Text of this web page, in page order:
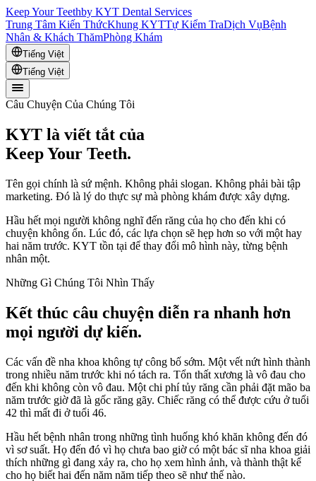
Keep Your Teethby KYT Dental Services
Trung Tâm Kiến ThứcKhung KYTTự Kiểm TraDịch VụBệnh
Nhân & Khách ThămPhòng Khám
Tiếng Việt
Tiếng Việt
Câu Chuyện Của Chúng Tôi
KYT là viết tắt của
Keep Your Teeth.
Tên gọi chính là sứ mệnh. Không phải slogan. Không phải bài tập
marketing. Đó là lý do thực sự mà phòng khám được xây dựng.
Hầu hết mọi người không nghĩ đến răng của họ cho đến khi có
chuyện không ổn. Lúc đó, các lựa chọn sẽ hẹp hơn so với một hay
hai năm trước. KYT tồn tại để thay đổi mô hình này, từng bệnh
nhân một.
Những Gì Chúng Tôi Nhìn Thấy
Kết thúc câu chuyện diễn ra nhanh hơn
mọi người dự kiến.
Các vấn đề nha khoa không tự công bố sớm. Một vết nứt hình thành
trong nhiều năm trước khi nó tách ra. Tổn thất xương là vô đau cho
đến khi không còn vô đau. Một chi phí tủy răng cần phải đặt mão ba
năm trước giờ đã là gốc răng gãy. Chiếc răng có thể được cứu ở tuổi
42 thì mất đi ở tuổi 46.
Hầu hết bệnh nhân trong những tình huống khó khăn không đến đó
vì sơ suất. Họ đến đó vì họ chưa bao giờ có một bác sĩ nha khoa giải
thích những gì đang xảy ra, cho họ xem hình ảnh, và thành thật kể
cho họ biết hai đến năm năm tiếp theo sẽ như thế nào.